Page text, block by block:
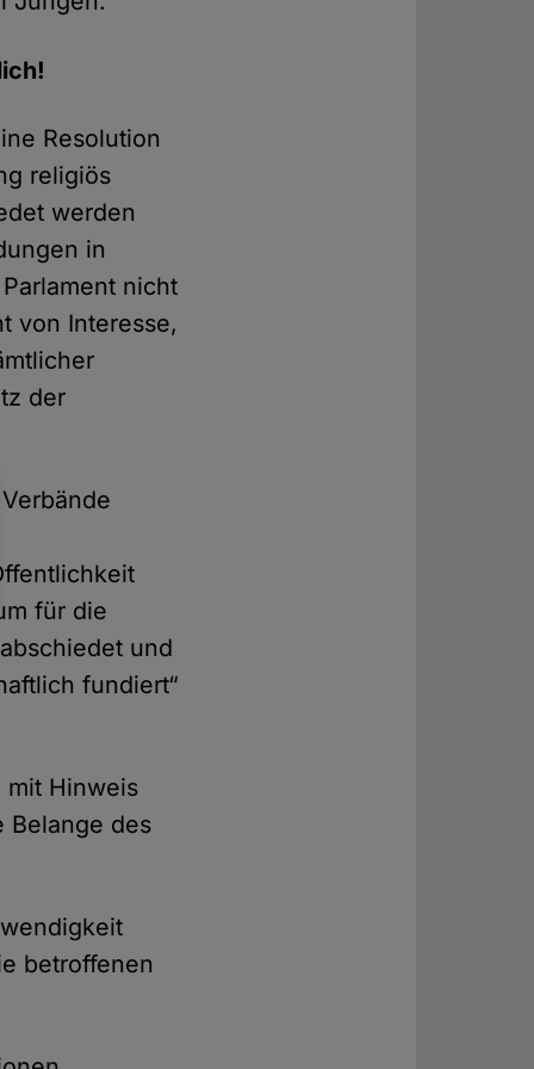
Resolution
religiös
werden
in
nicht
von Interesse,
der
für die
und
fundiert“
mit Hinweis
Belange des
betroffenen